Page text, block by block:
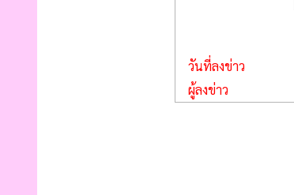
วันที่ลงข่าว
ผู้ลงข่าว